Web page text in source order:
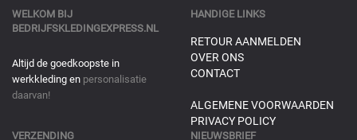
WELKOM BIJ
BEDRIJFSKLEDINGEXPRESS.NL
Altijd de goedkoopste in
werkkleding en personalisatie
daarvan!
HANDIGE LINKS
RETOUR AANMELDEN
OVER ONS
CONTACT
ALGEMENE VOORWAARDEN
PRIVACY POLICY
VERZENDING NIEUWSBRIEF